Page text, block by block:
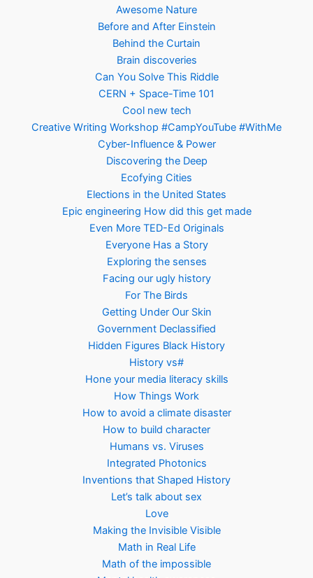
Awesome Nature
Before and After Einstein
Behind the Curtain
Brain discoveries
Can You Solve This Riddle
CERN + Space-Time 101
Cool new tech
Creative Writing Workshop #CampYouTube #WithMe
Cyber-Influence & Power
Discovering the Deep
Ecofying Cities
Elections in the United States
Epic engineering How did this get made
Even More TED-Ed Originals
Everyone Has a Story
Exploring the senses
Facing our ugly history
For The Birds
Getting Under Our Skin
Government Declassified
Hidden Figures Black History
History vs#
Hone your media literacy skills
How Things Work
How to avoid a climate disaster
How to build character
Humans vs. Viruses
Integrated Photonics
Inventions that Shaped History
Let’s talk about sex
Love
Making the Invisible Visible
Math in Real Life
Math of the impossible